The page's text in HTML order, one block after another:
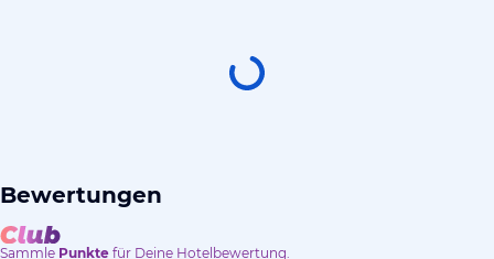
Bewertungen
Sammle Punkte für Deine Hotelbewertung.